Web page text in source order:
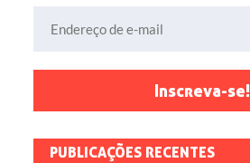
Inscreva-se!
PUBLICAÇÕES RECENTES